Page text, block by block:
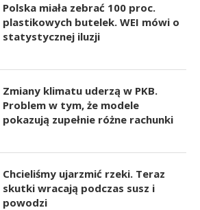
Polska miała zebrać 100 proc.
plastikowych butelek. WEI mówi o
statystycznej iluzji
Zmiany klimatu uderzą w PKB.
Problem w tym, że modele
pokazują zupełnie różne rachunki
Chcieliśmy ujarzmić rzeki. Teraz
skutki wracają podczas susz i
powodzi